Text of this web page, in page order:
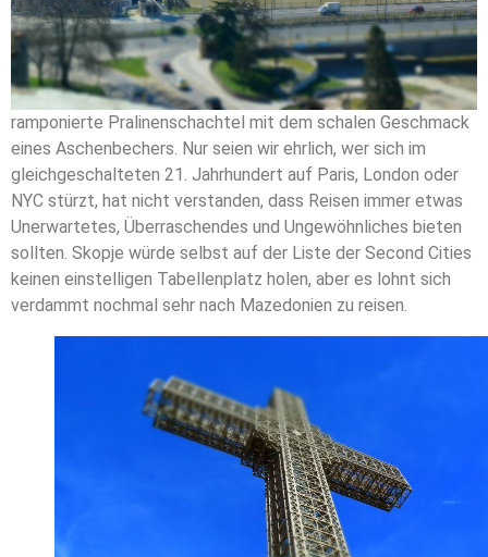
ramponierte Pralinenschachtel mit dem schalen Geschmack
eines Aschenbechers. Nur seien wir ehrlich, wer sich im
gleichgeschalteten 21. Jahrhundert auf Paris, London oder
NYC stürzt, hat nicht verstanden, dass Reisen immer etwas
Unerwartetes, Überraschendes und Ungewöhnliches bieten
sollten. Skopje würde selbst auf der Liste der Second Cities
keinen einstelligen Tabellenplatz holen, aber es lohnt sich
verdammt nochmal sehr nach Mazedonien zu reisen.